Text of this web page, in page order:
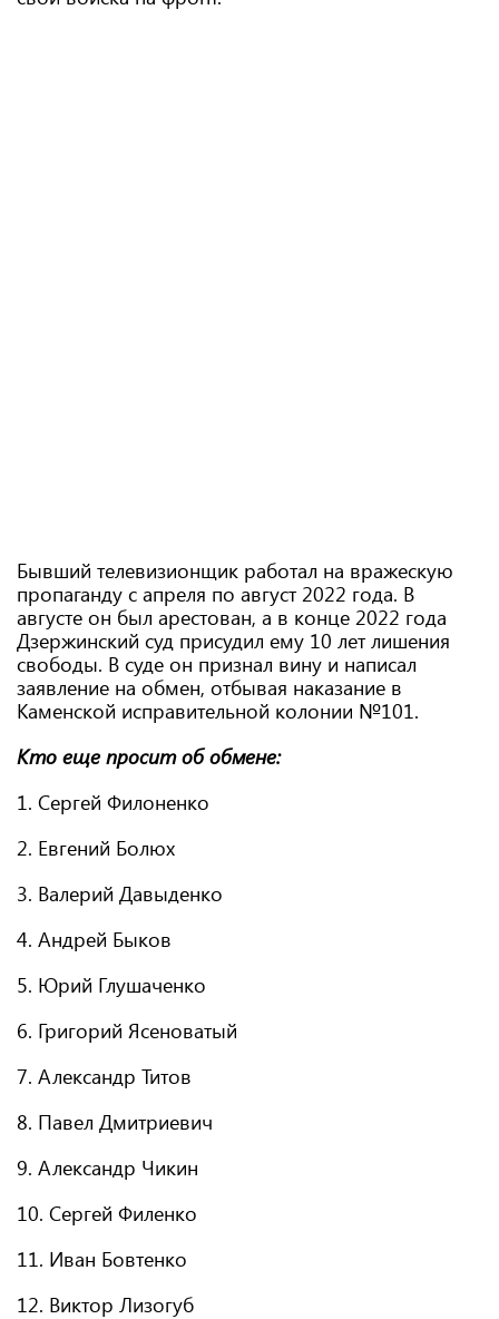
Бывший телевизионщик работал на вражескую
пропаганду с апреля по август 2022 года. В
августе он был арестован, а в конце 2022 года
Дзержинский суд присудил ему 10 лет лишения
свободы. В суде он признал вину и написал
заявление на обмен, отбывая наказание в
Каменской исправительной колонии №101.
Кто еще просит об обмене:
1. Сергей Филоненко
2. Евгений Болюх
3. Валерий Давыденко
4. Андрей Быков
5. Юрий Глушаченко
6. Григорий Ясеноватый
7. Александр Титов
8. Павел Дмитриевич
9. Александр Чикин
10. Сергей Филенко
11. Иван Бовтенко
12. Виктор Лизогуб